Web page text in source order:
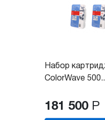
Набор
ColorWave
181 500 Р